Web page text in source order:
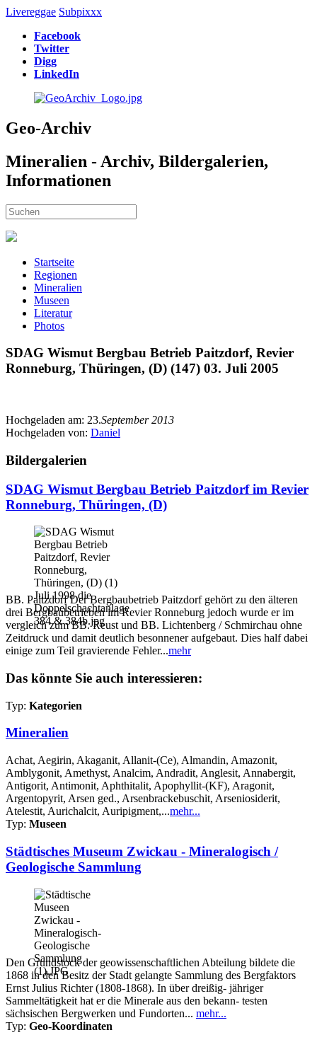
Livereggae Subpixxx
Facebook
Twitter
Digg
LinkedIn
Geo-Archiv
Mineralien - Archiv, Bildergalerien,
Informationen
Startseite
Regionen
Mineralien
Museen
Literatur
Photos
SDAG Wismut Bergbau Betrieb Paitzdorf, Revier
Ronneburg, Thüringen, (D) (147) 03. Juli 2005
Hochgeladen am: 23.September 2013
Hochgeladen von: Daniel
Bildergalerien
SDAG Wismut Bergbau Betrieb Paitzdorf im Revier
Ronneburg, Thüringen, (D)
BB. Paitzdorf Der Bergbaubetrieb Paitzdorf gehört zu den älteren
drei Bergbaubetrieben im Revier Ronneburg jedoch wurde er im
vergleich zum BB. Reust und BB. Lichtenberg / Schmirchau ohne
Zeitdruck und damit deutlich besonnener aufgebaut. Dies half dabei
einige zum Teil gravierende Fehler...mehr
Das könnte Sie auch interessieren:
Typ: Kategorien
Mineralien
Achat, Aegirin, Akaganit, Allanit-(Ce), Almandin, Amazonit,
Amblygonit, Amethyst, Analcim, Andradit, Anglesit, Annabergit,
Antigorit, Antimonit, Aphthitalit, Apophyllit-(KF), Aragonit,
Argentopyrit, Arsen ged., Arsenbrackebuschit, Arseniosiderit,
Atelestit, Aurichalcit, Auripigment,...mehr...
Typ: Museen
Städtisches Museum Zwickau - Mineralogisch /
Geologische Sammlung
Den Grundstock der geowissenschaftlichen Abteilung bildete die
1868 in den Besitz der Stadt gelangte Sammlung des Bergfaktors
Ernst Julius Richter (1808-1868). In über dreißig- jähriger
Sammeltätigkeit hat er die Minerale aus den bekann- testen
sächsischen Bergwerken und Fundorten... mehr...
Typ: Geo-Koordinaten